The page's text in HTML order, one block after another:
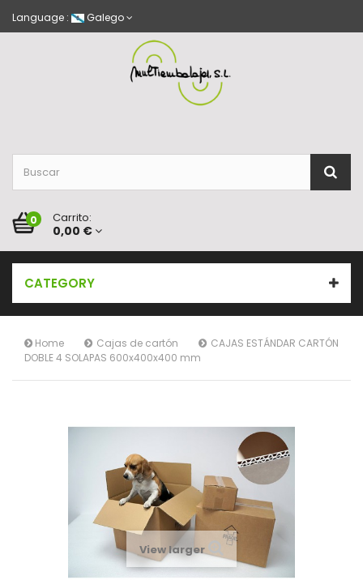
Language : Galego
0 Carrito:
0,00 €
CATEGORY
Home Cajas de cartón
CAJAS ESTÁNDAR CARTÓN
DOBLE 4 SOLAPAS 600x400x400 mm
View larger